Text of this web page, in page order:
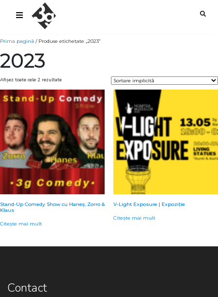
sold-out-button {{acf:sold_out}}
Prima pagină / Produse etichetate „2023”
2023
Afișez toate cele 2 rezultate
Stand-Up Comedy Show cu Haneș, Zorro &
Klaus
Citește mai mult
V-Light Exposure | Expoziție
Citește mai mult
Contact